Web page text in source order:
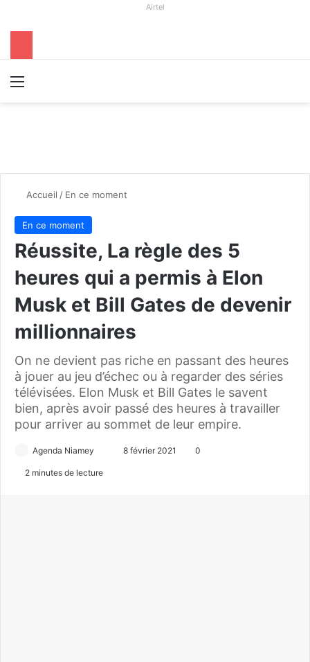
Airtel
Accueil / En ce moment
En ce moment
Réussite, La règle des 5
heures qui a permis à Elon
Musk et Bill Gates de devenir
millionnaires
On ne devient pas riche en passant des heures
à jouer au jeu d’échec ou à regarder des séries
télévisées. Elon Musk et Bill Gates le savent
bien, après avoir passé des heures à travailler
pour arriver au sommet de leur empire.
Agenda Niamey 8 février 2021 0
2 minutes de lecture